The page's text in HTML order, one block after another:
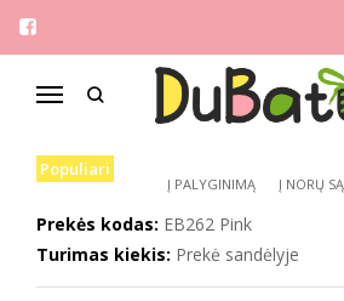
Navigacija
Pagrindinis
CLIBEE 26-31 LAIDŪS
Populiari
Į PALYGINIMĄ Į NORŲ
Prekės kodas: EB262 Pink
Turimas kiekis: Prekė sandėlyje